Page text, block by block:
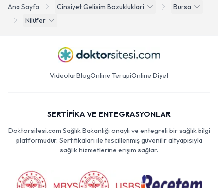
Ana Sayfa Cinsiyet Gelisim Bozukluklari
Bursa
Nilüfer
VideolarBlogOnline TerapiOnline Diyet
SERTİFİKA VE ENTEGRASYONLAR
Doktorsitesi.com Sağlık Bakanlığı onaylı ve entegreli bir sağlık bilgi
platformudur. Sertifikaları ile tescillenmiş güvenilir altyapısıyla
sağlık hizmetlerine erişim sağlar.